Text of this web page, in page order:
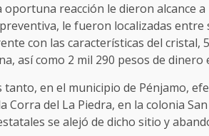
oportuna reacción le dieron alcance
le fueron localizadas
con las características del cristal,
así como 2 mil 290 pesos de dinero
en el municipio de Pénjamo,
Corra del La Piedra, en la colonia
se alejó de dicho sitio y